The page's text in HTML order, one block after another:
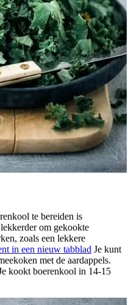
te bereiden is
om gekookte
zoals een lekkere
in een nieuw tabblad Je kunt
met de aardappels.
kookt boerenkool in 14-15